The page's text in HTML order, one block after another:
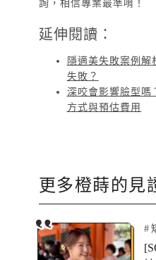
詢，相信專業最準唷！
延伸閱讀：
隱適美失敗案例解
失敗？
深咬會影響臉型嗎
方式與預估費用
更多橙蒔的見